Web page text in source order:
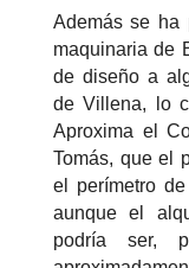
Además se ha
maquinaria de
de diseño a
de Villena, lo
Aproxima el
Tomás, que el
el perímetro
aunque el
podría ser,